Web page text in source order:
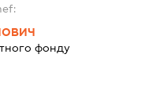
фонду